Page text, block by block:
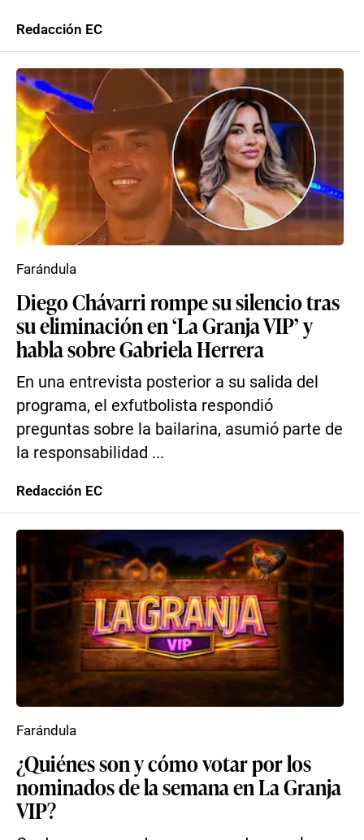
Redacción EC
Diego Chávarri rompe su silencio tras
su eliminación en ‘La Granja VIP’ y
habla sobre Gabriela Herrera
En una entrevista posterior a su salida del
programa, el exfutbolista respondió
preguntas sobre la bailarina, asumió parte de
la responsabilidad ...
Farándula
Redacción EC
¿Quiénes son y cómo votar por los
nominados de la semana en La Granja
VIP?
Farándula